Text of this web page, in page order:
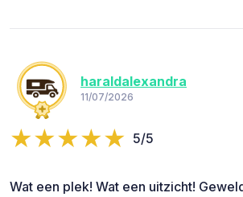
haraldalexandra
11/07/2026
5/5
Wat een plek! Wat een uitzicht!